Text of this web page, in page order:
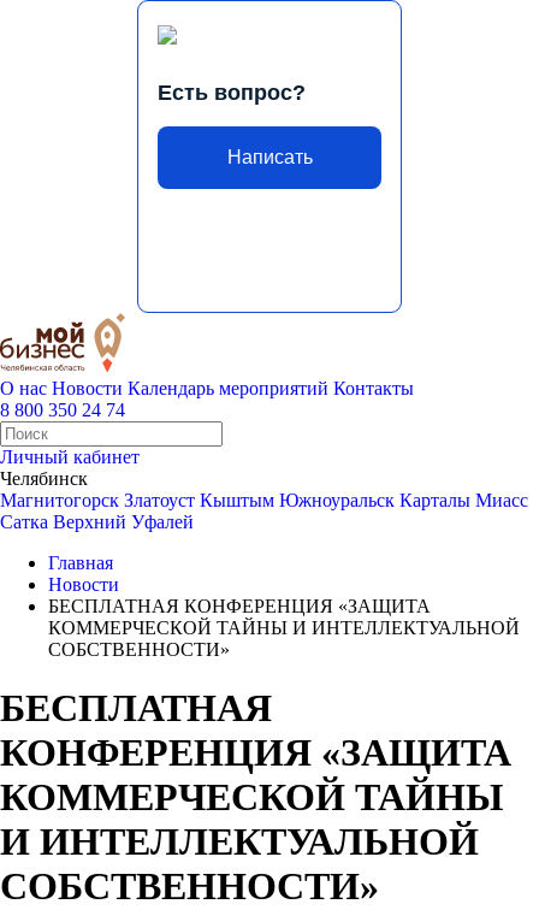
Есть вопрос?
Написать
О нас Новости Календарь мероприятий Контакты
8 800 350 24 74
Личный кабинет
Челябинск
Магнитогорск Златоуст Кыштым Южноуральск Карталы Миасс
Сатка Верхний Уфалей
Главная
Новости
БЕСПЛАТНАЯ КОНФЕРЕНЦИЯ «ЗАЩИТА
КОММЕРЧЕСКОЙ ТАЙНЫ И ИНТЕЛЛЕКТУАЛЬНОЙ
СОБСТВЕННОСТИ»
БЕСПЛАТНАЯ
КОНФЕРЕНЦИЯ «ЗАЩИТА
КОММЕРЧЕСКОЙ ТАЙНЫ
И ИНТЕЛЛЕКТУАЛЬНОЙ
СОБСТВЕННОСТИ»